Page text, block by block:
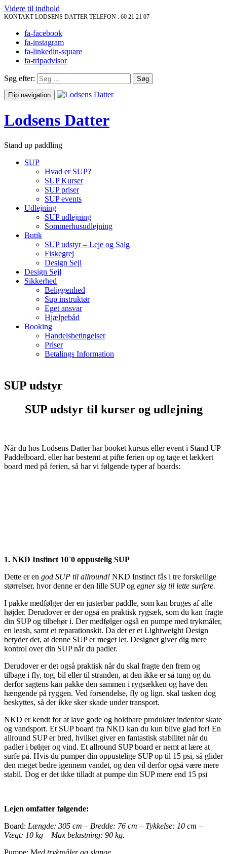
Videre til indhold
KONTAKT LODSENS DATTER TELEFON : 60 21 21 07
fa-facebook
fa-instagram
fa-linkedin-square
fa-tripadvisor
Søg efter:
Flip navigation
Lodsens Datter
Stand up paddling
SUP
Hvad er SUP?
SUP Kurser
SUP priser
SUP events
Udlejning
SUP udlejning
Sommerhusudlejning
Butik
SUP udstyr – Leje og Salg
Fiskegrej
Design Sejl
Design Sejl
Sikkerhed
Beliggenhed
Sup instruktør
Eget ansvar
Hjælpebåd
Booking
Handelsbetingelser
Priser
Betalings Information
SUP udstyr
SUP udstyr til kurser og udlejning
Når du hos Lodsens Datter har booket kursus eller event i Stand UP
Paddelboard, eller har bestemt at pifte ferien op og tage et lækkert
board med på ferien, så har vi følgende typer af boards:
1. NKD Instinct 10`0 oppustelig SUP
Dette er en god SUP til allround! NKD Instinct fås i tre forskellige
størrelser, hvor denne er den lille SUP og egner sig til lette surfere.
I pakke medfølger der en justerbar paddle, som kan bruges af alle
højder. Derudover er der også en praktisk rygsæk, som du kan fragte
din SUP og tilbehør i. Der medfølger også en pumpe med trykmåler,
en leash, samt et reparationskit. Da det er et Lightweight Design
betyder det, at denne SUP er meget let. Designet giver dig mere
kontrol over din SUP når du padler.
Derudover er det også praktisk når du skal fragte den frem og
tilbage i fly, tog, bil eller til stranden, at den ikke er så tung og du
derfor sagtens kan pakke den sammen i rygsækken og have den
hængende på ryggen. Ved forsendelse, fly og lign. skal tasken dog
beskyttes, så der ikke sker skade under transport.
NKD er kendt for at lave gode og holdbare produkter indenfor skate
og vandsport. Et SUP board fra NKD kan du kun blive glad for! En
allround SUP er bred, hvilket giver en fantastisk stabilitet når du
padler i bølger og vind. Et allround SUP board er nemt at lære at
surfe på. Hvis du pumper din oppustelige SUP op til 15 psi, så glider
den meget bedre igennem vandet, og den vil derfor også være mere
stabil. Dog er det ikke tilladt at pumpe din SUP mere end 15 psi
Lejen omfatter følgende:
Board​: Længde: 305 cm – Bredde: 76 cm – Tykkelse: 10 cm –
Vægt: 10 kg – Max belastning: 90 kg.
Pumpe: Med trykmåler og slange.